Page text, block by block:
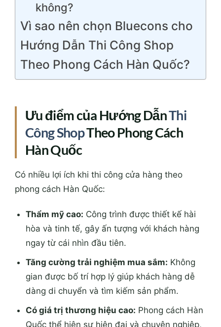
không?
Vì sao nên chọn Bluecons cho
Hướng Dẫn Thi Công Shop
Theo Phong Cách Hàn Quốc?
Ưu điểm của Hướng DẫnThi
Công ShopTheo Phong Cách
Hàn Quốc
Có nhiều lợi ích khi thi công cửa hàng theo
phong cách Hàn Quốc:
Thẩm mỹ cao: Công trình được thiết kế hài
hòa và tinh tế, gây ấn tượng với khách hàng
ngay từ cái nhìn đầu tiên.
Tăng cường trải nghiệm mua sắm: Không
gian được bố trí hợp lý giúp khách hàng dễ
dàng di chuyển và tìm kiếm sản phẩm.
Có giá trị thương hiệu cao: Phong cách Hàn
Quốc thể hiện sự hiện đại và chuyên nghiệp,